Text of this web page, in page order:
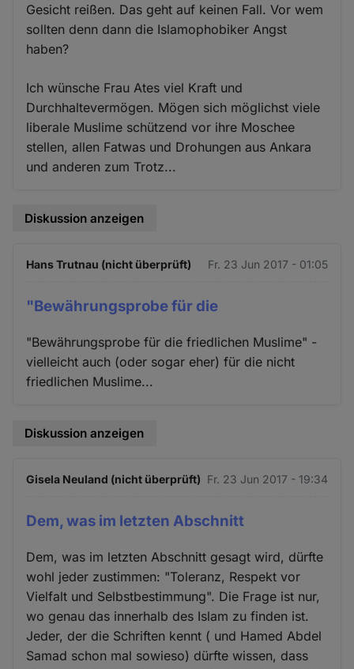
Gesicht reißen. Das geht auf keinen Fall. Vor wem
sollten denn dann die Islamophobiker Angst
haben?
Ich wünsche Frau Ates viel Kraft und
Durchhaltevermögen. Mögen sich möglichst viele
liberale Muslime schützend vor ihre Moschee
stellen, allen Fatwas und Drohungen aus Ankara
und anderen zum Trotz...
Diskussion anzeigen
Hans Trutnau (nicht überprüft) Fr. 23 Jun 2017 - 01:05
"Bewährungsprobe für die
"Bewährungsprobe für die friedlichen Muslime" -
vielleicht auch (oder sogar eher) für die nicht
friedlichen Muslime...
Diskussion anzeigen
Gisela Neuland (nicht überprüft) Fr. 23 Jun 2017 - 19:34
Dem, was im letzten Abschnitt
Dem, was im letzten Abschnitt gesagt wird, dürfte
wohl jeder zustimmen: "Toleranz, Respekt vor
Vielfalt und Selbstbestimmung". Die Frage ist nur,
wo genau das innerhalb des Islam zu finden ist.
Jeder, der die Schriften kennt ( und Hamed Abdel
Samad schon mal sowieso) dürfte wissen, dass